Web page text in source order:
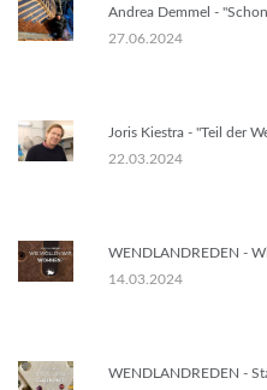
Andrea Demmel -
27.06.2024
Joris Kiestra - "Teil der
22.03.2024
WENDLANDREDEN -
14.03.2024
WENDLANDREDEN -